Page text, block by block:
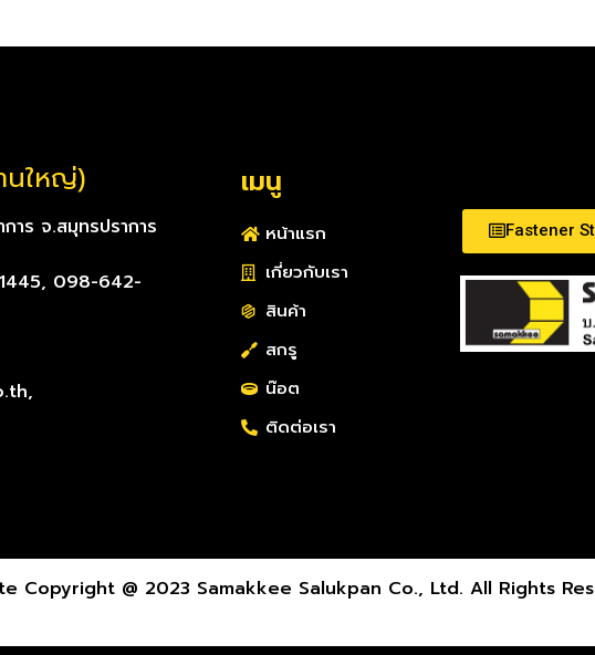
ใหญ่)
าร จ.สมุทรปราการ
098-642-
เมนู
หน้าแรก
เกี่ยวกับเรา
สินค้า
สกรู
น๊อต
ติดต่อเรา
Fastener
Copyright @ 2023 Samakkee Salukpan Co., Ltd. All Rights